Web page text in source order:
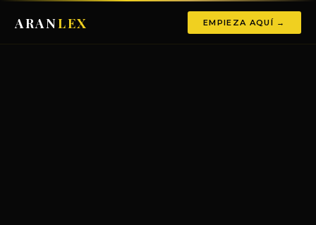
ARANLEX EMPIEZA AQUÍ →